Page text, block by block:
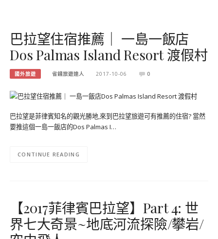
巴拉望住宿推薦｜ 一島一飯店
Dos Palmas Island Resort 渡假村
國外旅遊 省錢旅遊達人 2017-10-06 0
巴拉望是菲律賓知名的觀光勝地,來到巴拉望旅遊可有推薦的住宿? 當然
要推這個一島一飯店的Dos Palmas I…
CONTINUE READING
【2017菲律賓巴拉望】Part 4: 世
界七大奇景~地底河流探險/攀岩/